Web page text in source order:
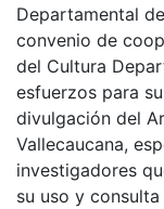
Departamental
convenio de
del Cultura
esfuerzos para
divulgación del
Vallecaucana,
investigadores
su uso y